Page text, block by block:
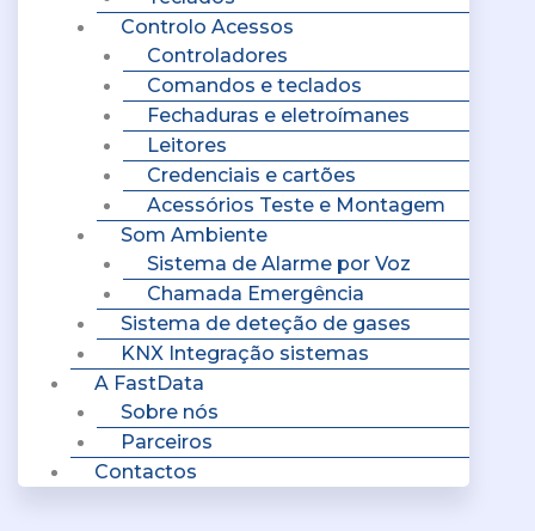
Controlo Acessos
Controladores
Comandos e teclados
Fechaduras e eletroímanes
Leitores
Credenciais e cartões
Acessórios Teste e Montagem
Som Ambiente
Sistema de Alarme por Voz
Chamada Emergência
Sistema de deteção de gases
KNX Integração sistemas
A FastData
Sobre nós
Parceiros
Contactos